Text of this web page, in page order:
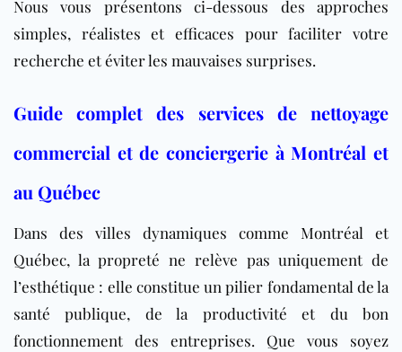
Nous vous présentons ci-dessous des approches
simples, réalistes et efficaces pour faciliter votre
recherche et éviter les mauvaises surprises.
Guide complet des services de nettoyage
commercial et de conciergerie à Montréal et
au Québec
Dans des villes dynamiques comme Montréal et
Québec, la propreté ne relève pas uniquement de
l’esthétique : elle constitue un pilier fondamental de la
santé publique, de la productivité et du bon
fonctionnement des entreprises. Que vous soyez